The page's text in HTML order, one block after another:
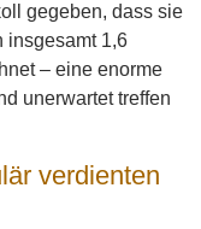
gegeben, dass sie
insgesamt 1,6
– eine enorme
unerwartet treffen
verdienten